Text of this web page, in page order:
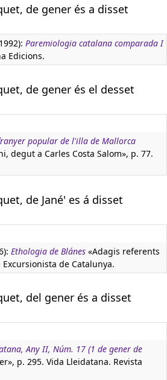
de gener és a disset
Paremiologia catalana comparada I
Edicions.
de gener és el desset
popular de l'illa de Mallorca
degut a Carles Costa Salom», p. 77.
de Jané' es á disset
Ethologia de Blánes «Adagis referents
de Catalunya.
del gener és a disset
Any II, Núm. 17 (1 de gener de
p. 295. Vida Lleidatana. Revista